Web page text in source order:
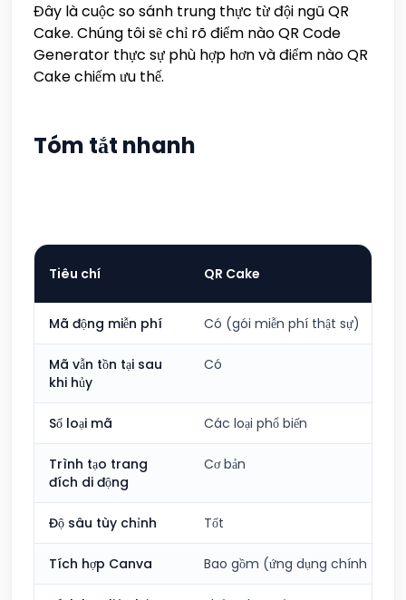
Đây là cuộc so sánh trung thực từ đội ngũ QR
Cake. Chúng tôi sẽ chỉ rõ điểm nào QR Code
Generator thực sự phù hợp hơn và điểm nào QR
Cake chiếm ưu thế.
Tóm tắt nhanh
Tiêu chí QR Cake
Mã động miễn phí Có (gói miễn phí thật sự)
Mã vẫn tồn tại sau
khi hủy
Có
Số loại mã Các loại phổ biến
Trình tạo trang
đích di động
Cơ bản
Độ sâu tùy chỉnh Tốt
Tích hợp Canva Bao gồm (ứng dụng chính thức)